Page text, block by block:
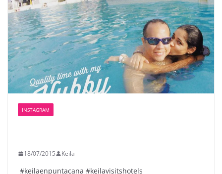
INSTAGRAM
18/07/2015 Keila
️ #keilaenpuntacana #keilavisitshotels